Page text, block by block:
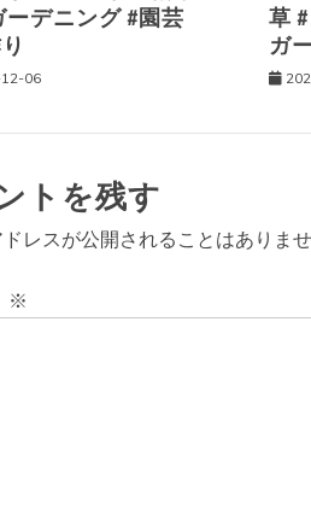
ーデニング #園芸
06
草
ガ
トを残す
レスが公開されることはありませ
※